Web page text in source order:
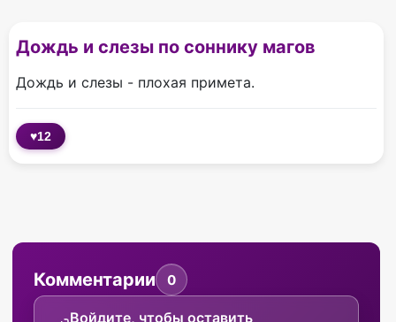
Дождь и слезы по соннику магов
Дождь и слезы - плохая примета.
♥12
Комментарии 0
Войдите, чтобы оставить